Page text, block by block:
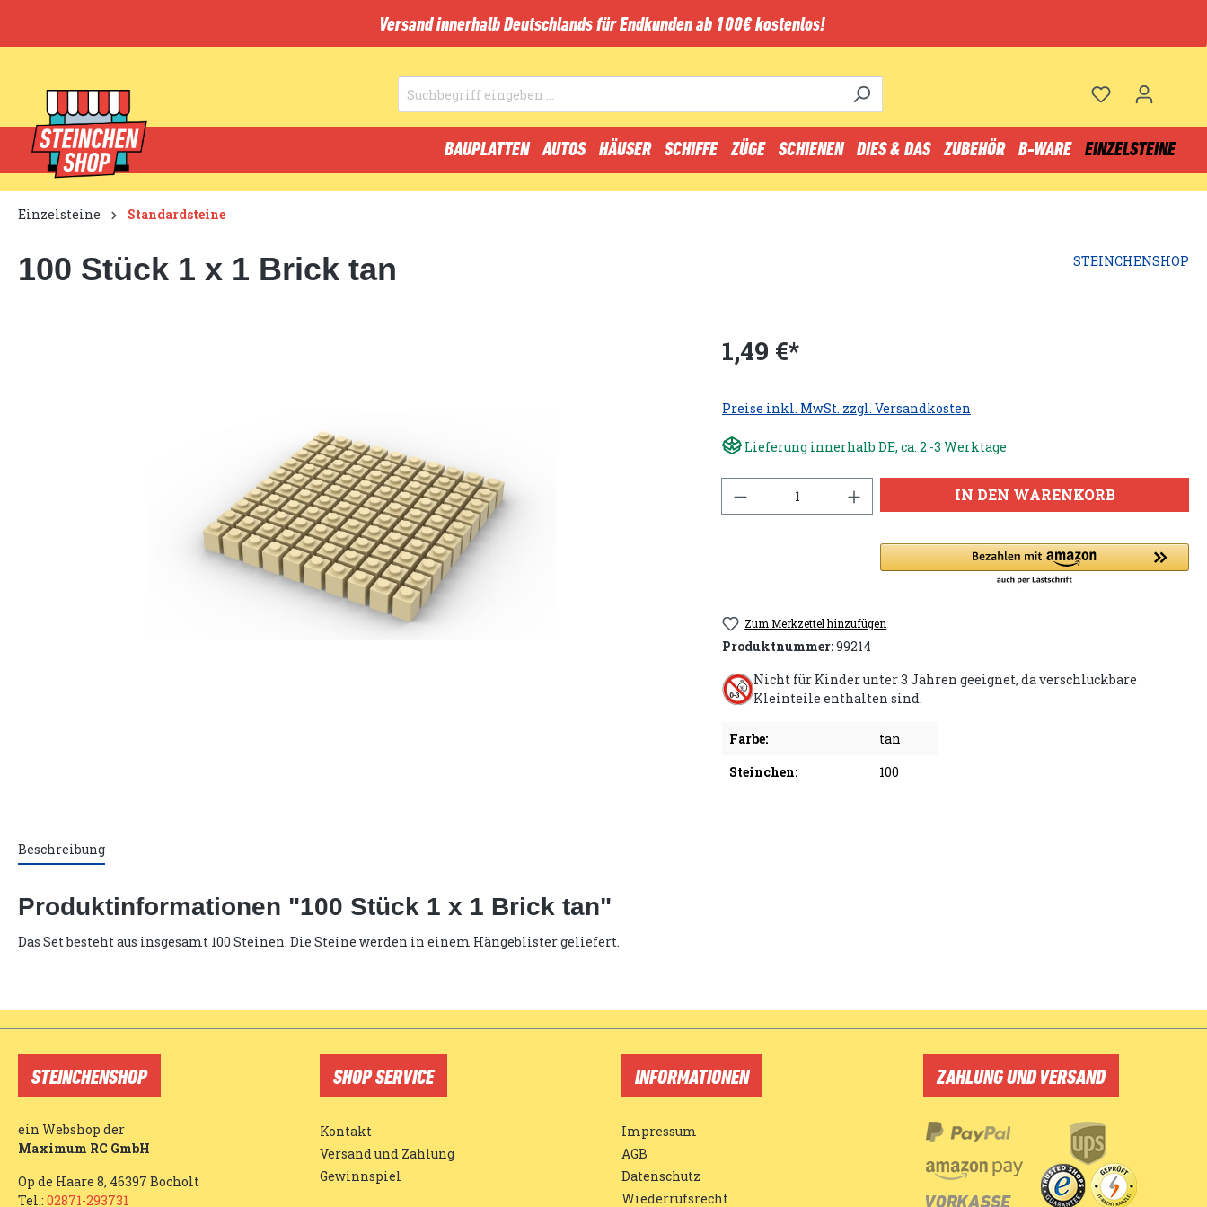
Versand innerhalb Deutschlands für Endkunden ab 100€ kostenlos!
BAUPLATTEN AUTOS HÄUSER SCHIFFE ZÜGE SCHIENEN DIES & DAS ZUBEHÖR B-WARE EINZELSTEINE
Einzelsteine Standardsteine
100 Stück 1 x 1 Brick tan STEINCHENSHOP
1,49 €*
Preise inkl. MwSt. zzgl. Versandkosten
Lieferung innerhalb DE, ca. 2 -3 Werktage
IN DEN WARENKORB
Zum Merkzettel hinzufügen
Produktnummer:99214
Nicht für Kinder unter 3 Jahren geeignet, da verschluckbare
Kleinteile enthalten sind.
Farbe:
tan
Steinchen:
100
Beschreibung
Produktinformationen "100 Stück 1 x 1 Brick tan"
Das Set besteht aus insgesamt 100 Steinen. Die Steine werden in einem Hängeblister geliefert.
STEINCHENSHOP
ein Webshop der
Maximum RC GmbH
Op de Haare 8, 46397 Bocholt
Tel.: 02871-293731
SHOP SERVICE
Kontakt
Versand und Zahlung
Gewinnspiel
INFORMATIONEN
Impressum
AGB
Datenschutz
Wiederrufsrecht
ZAHLUNG UND VERSAND